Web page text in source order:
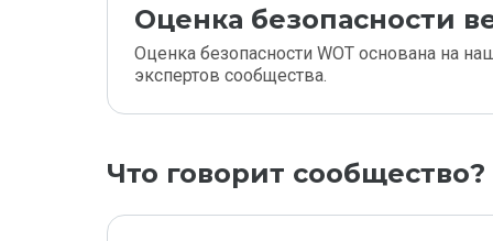
Оценка безопасности
Оценка безопасности WOT основана на
экспертов сообщества.
Что говорит сообщество?